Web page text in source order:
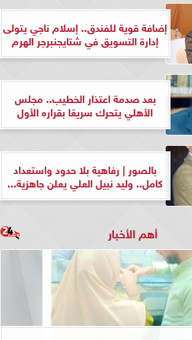
إضافة قوية للفندق.. إسلام ناجي يتولى
إدارة التسويق في شتايجنبرجر الهرم
بعد صدمة اعتذار الخطيب.. مجلس
الأهلي يتحرك سريعًا بقراره الأول
بالصور | رفاهية بلا حدود واستعداد
كامل.. وليد نبيل العلي يعلن جاهزية...
أهم الأخبار